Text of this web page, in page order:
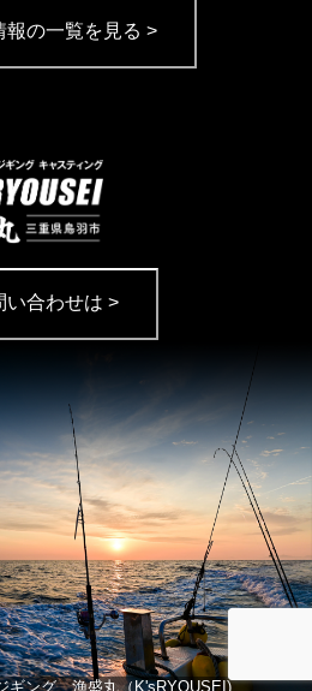
報の一覧を見る >
い合わせは >
ギング 漁盛丸（K'sRYOUSEI)